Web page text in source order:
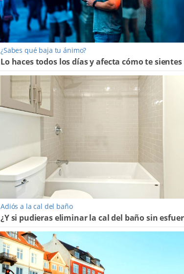
¿Sabes qué baja tu ánimo?
Lo haces todos los días y afecta cómo te sientes
Adiós a la cal del baño
¿Y si pudieras eliminar la cal del baño sin